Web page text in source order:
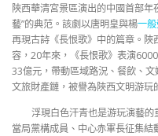
陜西華清宮景區演出的中國首部
藝”的典范。該劇以唐明皇與楊一
再現古詩《長恨歌》中的篇章。
容，20年來，《長恨歌》表演
33億元，帶動區域路況、餐飲、
文旅財產鏈，被譽為陜西文明游玩
浮現白色汗青也是游玩演藝
當局黨構成員、中心赤軍長征集